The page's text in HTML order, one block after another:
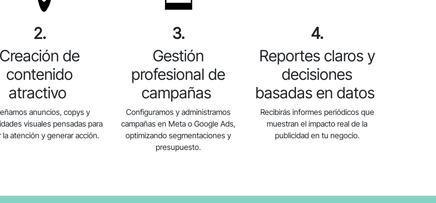
2.
Creación de
contenido
atractivo
anuncios, copys y
visuales pensadas para
la atención y generar acción.
3.
Gestión
profesional de
campañas
Configuramos y administramos
campañas en Meta o Google Ads,
optimizando segmentaciones y
presupuesto.
4.
Reportes claros y
decisiones
basadas en datos
Recibirás informes periódicos que
muestran el impacto real de la
publicidad en tu negocio.